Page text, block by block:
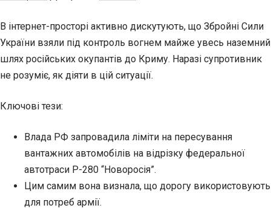
В інтернет-просторі активно дискутують, що Збройні Сили
України взяли під контроль вогнем майже увесь наземний
шлях російських окупантів до Криму. Наразі супротивник
не розуміє, як діяти в цій ситуації.
Ключові тези:
Влада РФ запровадила ліміти на пересування
вантажних автомобілів на відрізку федеральної
автотраси Р-280 “Новоросія”.
Цим самим вона визнала, що дорогу використовують
для потреб армії.